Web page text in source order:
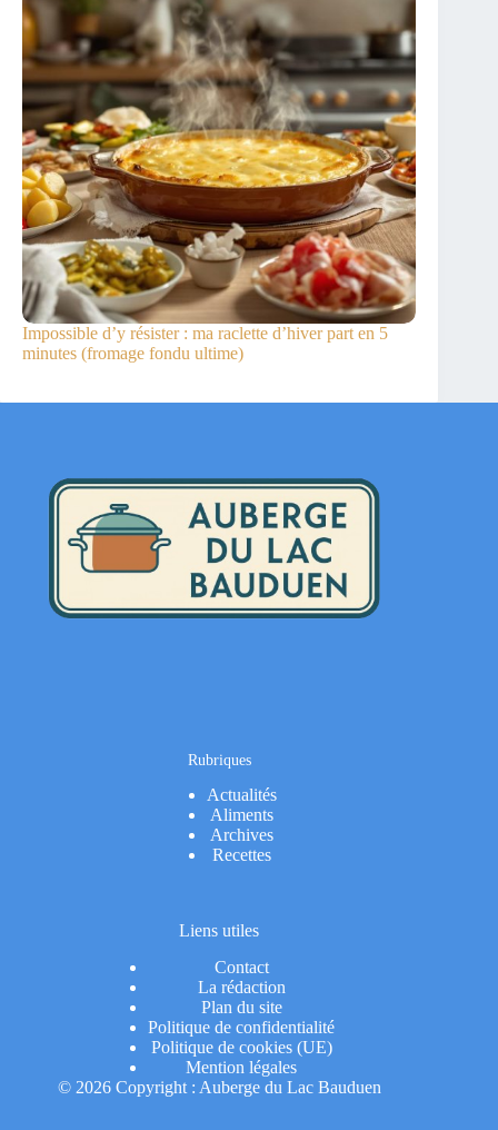
Impossible d’y résister : ma raclette d’hiver part en 5
minutes (fromage fondu ultime)
Rubriques
Actualités
Aliments
Archives
Recettes
Liens utiles
Contact
La rédaction
Plan du site
Politique de confidentialité
Politique de cookies (UE)
Mention légales
© 2026 Copyright : Auberge du Lac Bauduen